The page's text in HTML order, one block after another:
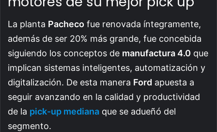
La planta Pacheco fue renovada íntegramente,
además de ser 20% más grande, fue concebida
siguiendo los conceptos de manufactura 4.0 que
implican sistemas inteligentes, automatización y
digitalización. De esta manera Ford apuesta a
seguir avanzando en la calidad y productividad
de la pick-up mediana que se adueñó del
segmento.